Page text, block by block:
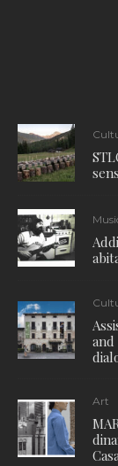
Art